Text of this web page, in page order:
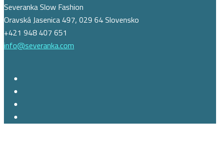
Severanka Slow Fashion
Oravská Jasenica 497, 029 64 Slovensko
+421 948 407 651
info@severanka.com